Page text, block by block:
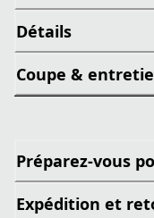
Détails
Coupe &
Préparez-vous
Expédition et